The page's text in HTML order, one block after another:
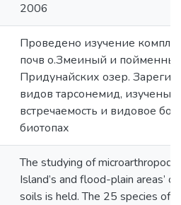
2006
Проведено изучение
почв о.Змеиный и пойменных
Придунайских озер.
видов тарсонемид, изучены
встречаемость и видовое
биотопах
The studying of
Island’s and flood-plain areas’
soils is held. The 25 species of